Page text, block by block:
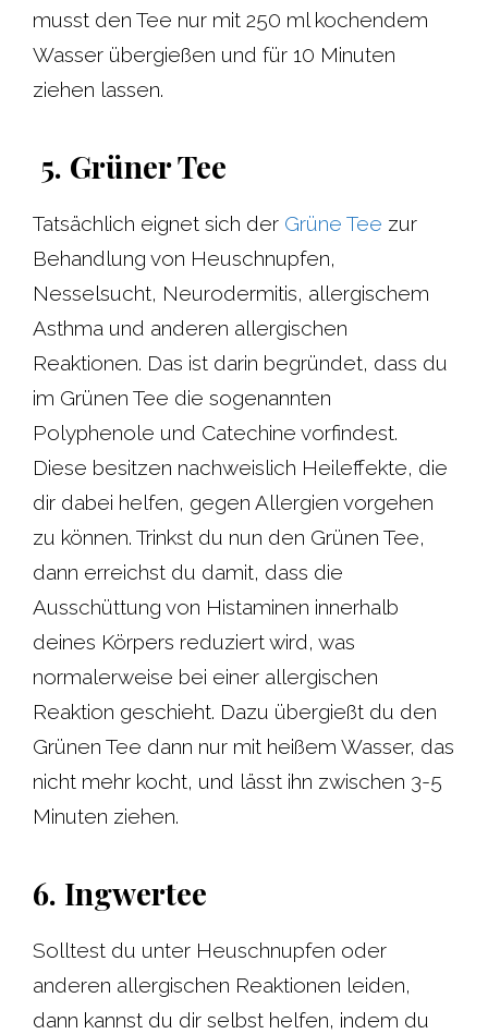
musst den Tee nur mit 250 ml kochendem
Wasser übergießen und für 10 Minuten
ziehen lassen.
5. Grüner Tee
Tatsächlich eignet sich der Grüne Tee zur
Behandlung von Heuschnupfen,
Nesselsucht, Neurodermitis, allergischem
Asthma und anderen allergischen
Reaktionen. Das ist darin begründet, dass du
im Grünen Tee die sogenannten
Polyphenole und Catechine vorfindest.
Diese besitzen nachweislich Heileffekte, die
dir dabei helfen, gegen Allergien vorgehen
zu können. Trinkst du nun den Grünen Tee,
dann erreichst du damit, dass die
Ausschüttung von Histaminen innerhalb
deines Körpers reduziert wird, was
normalerweise bei einer allergischen
Reaktion geschieht. Dazu übergießt du den
Grünen Tee dann nur mit heißem Wasser, das
nicht mehr kocht, und lässt ihn zwischen 3-5
Minuten ziehen.
6. Ingwertee
Solltest du unter Heuschnupfen oder
anderen allergischen Reaktionen leiden,
dann kannst du dir selbst helfen, indem du